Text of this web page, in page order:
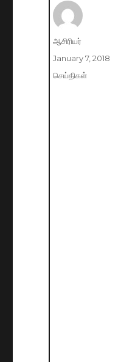
Author
ஆசிரியர்
Posted
on
January 7, 2018
Categories
செய்திகள்